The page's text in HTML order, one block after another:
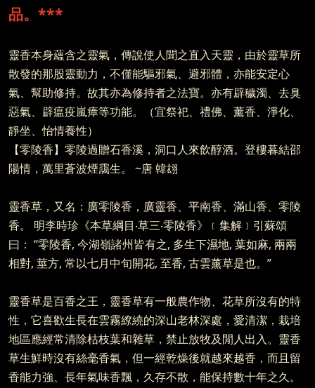
品。***
靈香本身蘊含之靈氣，傳說使人聞之直入天靈，由於靈草所
散發的那股靈動力，不僅能驅邪氣、避邪體，亦能安定心
氣、幫助修持。故其亦為修持者之法寶。亦有辟穢濁、去臭
惡氣、辟瘟疫嵐瘴等功能。（宜祭祀、禮佛、薰香、淨化、
靜坐、怡情養性）
【零陵香】零陵過贈石香溪，洞口人來飲醇酒。登樓暮結邵
陽情，萬里蒼波煙靄生。 ~唐 韓翃
靈香草，又名：廣零陵香，廣靈香、平南香、滿山香、零陵
香。 明李時珍《本草綱目‧草三‧零陵香》﹝集解﹞引蘇頌
曰： “零陵香, 今湖嶺諸州皆有之, 多生下濕地, 葉如麻, 兩兩
相對, 莖方, 常以七月中旬開花, 至香, 古雲薰草是也。”
靈香草是百香之王，靈香草有一般農作物、花草所沒有的特
性，它喜歡生長在雲霧繚繞的深山老林深處，愛清潔，栽培
地區應經常清除枯枝葉和雜草，禁止放牧及閒人出入。靈香
草生鮮時沒有絲毫香氣，但一經乾燥後就越來越香，而且留
香能力強、長年氣味香飄，久存不散，能保持數十年之久。